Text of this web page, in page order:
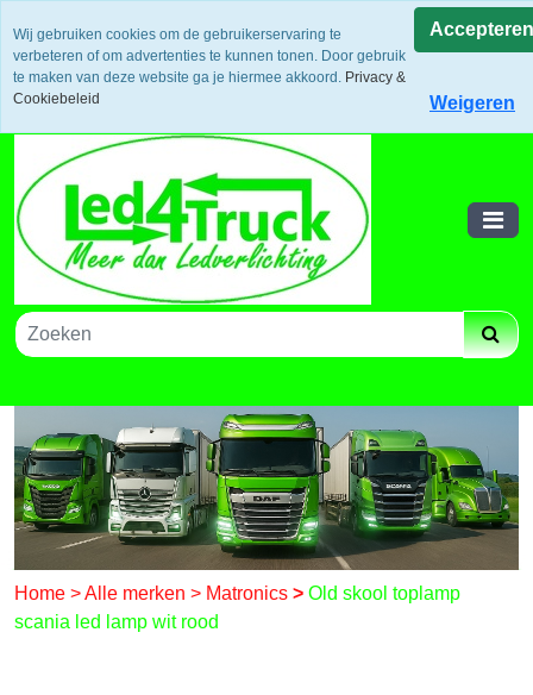
Uw voordeel: Gratis verzending vanaf €300,- in europa / 14
dagen bedenktijd en retouneren / Veilige betalingen /
Bestelling volgen via track and trace
Winkelwagen
Home >Alle merken > Matronics > Old skool toplamp
scania led lamp wit rood
Wij gebruiken cookies om de gebruikerservaring te
verbeteren of om advertenties te kunnen tonen. Door gebruik
te maken van deze website ga je hiermee akkoord. Privacy &
Cookiebeleid
Accepteren
Weigeren